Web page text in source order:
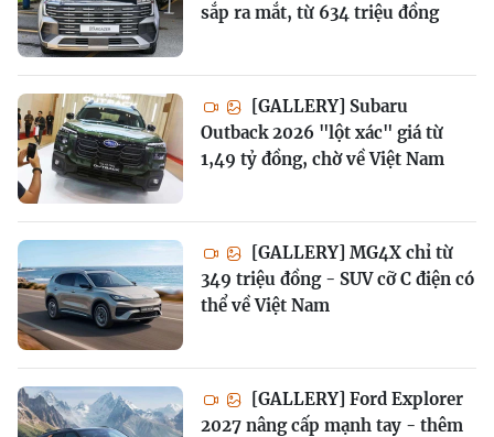
sắp ra mắt, từ 634 triệu đồng
[GALLERY] Subaru
Outback 2026 "lột xác" giá từ
1,49 tỷ đồng, chờ về Việt Nam
[GALLERY] MG4X chỉ từ
349 triệu đồng - SUV cỡ C điện có
thể về Việt Nam
[GALLERY] Ford Explorer
2027 nâng cấp mạnh tay - thêm